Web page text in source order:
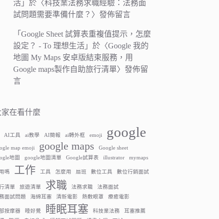
活 」於〈科技業法務求職經驗：法務面
試問題需要準備什麼？ 〉發佈留言
「Google Sheet 試算表重複值提示，怎麼
設定？ - To 理想生活 」於〈Google 我的
地圖 My Maps 安卓版結束服務，用
Google maps製作自助旅行清單〉發佈留
言
家在看什麼
AI工具 ai教學 AI簡報 ai轉外框 emoji google
map emoji google maps
Google sheet
地圖
google地圖清單 Google試算表 illustrator mymaps
嗎 工作 工具 怎麼用 扇班 數位工具 數位行銷面試
清單 旅遊清單 求職 法務求職
法務面試
面試問題
海綿耳塞 清新電影 熱敷眼罩 療癒電影
按摩器 睡好覺 睡眠耳塞 科技業法務
耳塞推薦